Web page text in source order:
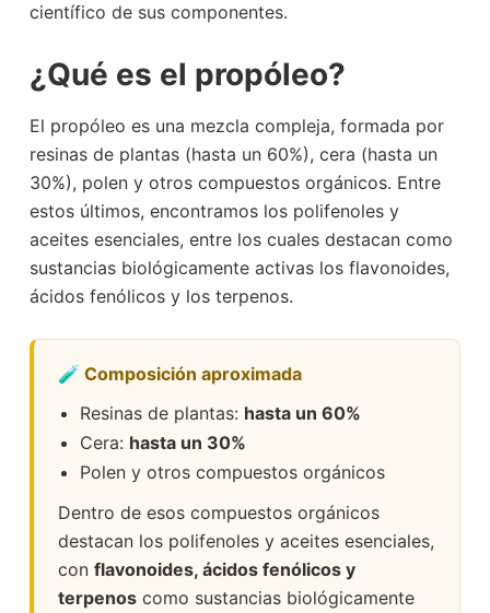
científico de sus componentes.
¿Qué es el propóleo?
El propóleo es una mezcla compleja, formada por
resinas de plantas (hasta un 60%), cera (hasta un
30%), polen y otros compuestos orgánicos. Entre
estos últimos, encontramos los polifenoles y
aceites esenciales, entre los cuales destacan como
sustancias biológicamente activas los flavonoides,
ácidos fenólicos y los terpenos.
🧪 Composición aproximada
Resinas de plantas: hasta un 60%
Cera: hasta un 30%
Polen y otros compuestos orgánicos
Dentro de esos compuestos orgánicos
destacan los polifenoles y aceites esenciales,
con flavonoides, ácidos fenólicos y
terpenoscomo sustancias biológicamente